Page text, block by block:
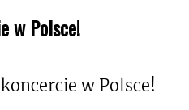
w Polsce!